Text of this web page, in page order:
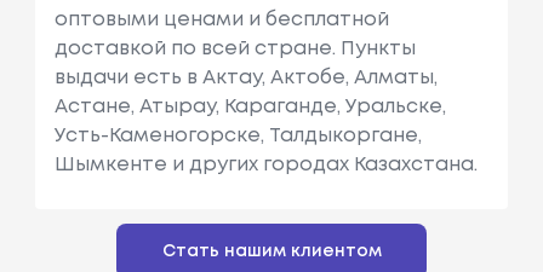
оптовыми ценами и бесплатной
доставкой по всей стране. Пункты
выдачи есть в Актау, Актобе, Алматы,
Астане, Атырау, Караганде, Уральске,
Усть-Каменогорске, Талдыкоргане,
Шымкенте и других городах Казахстана.
Стать нашим клиентом